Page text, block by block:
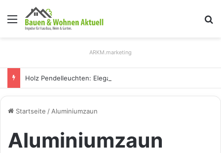
Menü
ARKM.marketing
Startseite / Aluminiumzaun
Aluminiumzaun